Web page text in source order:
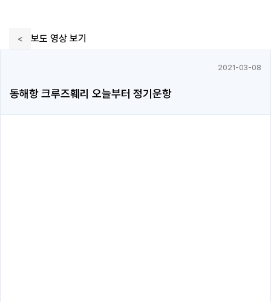
보도 영상 보기
동해항 크루즈훼리 오늘부터 정기운항
2021-03-08